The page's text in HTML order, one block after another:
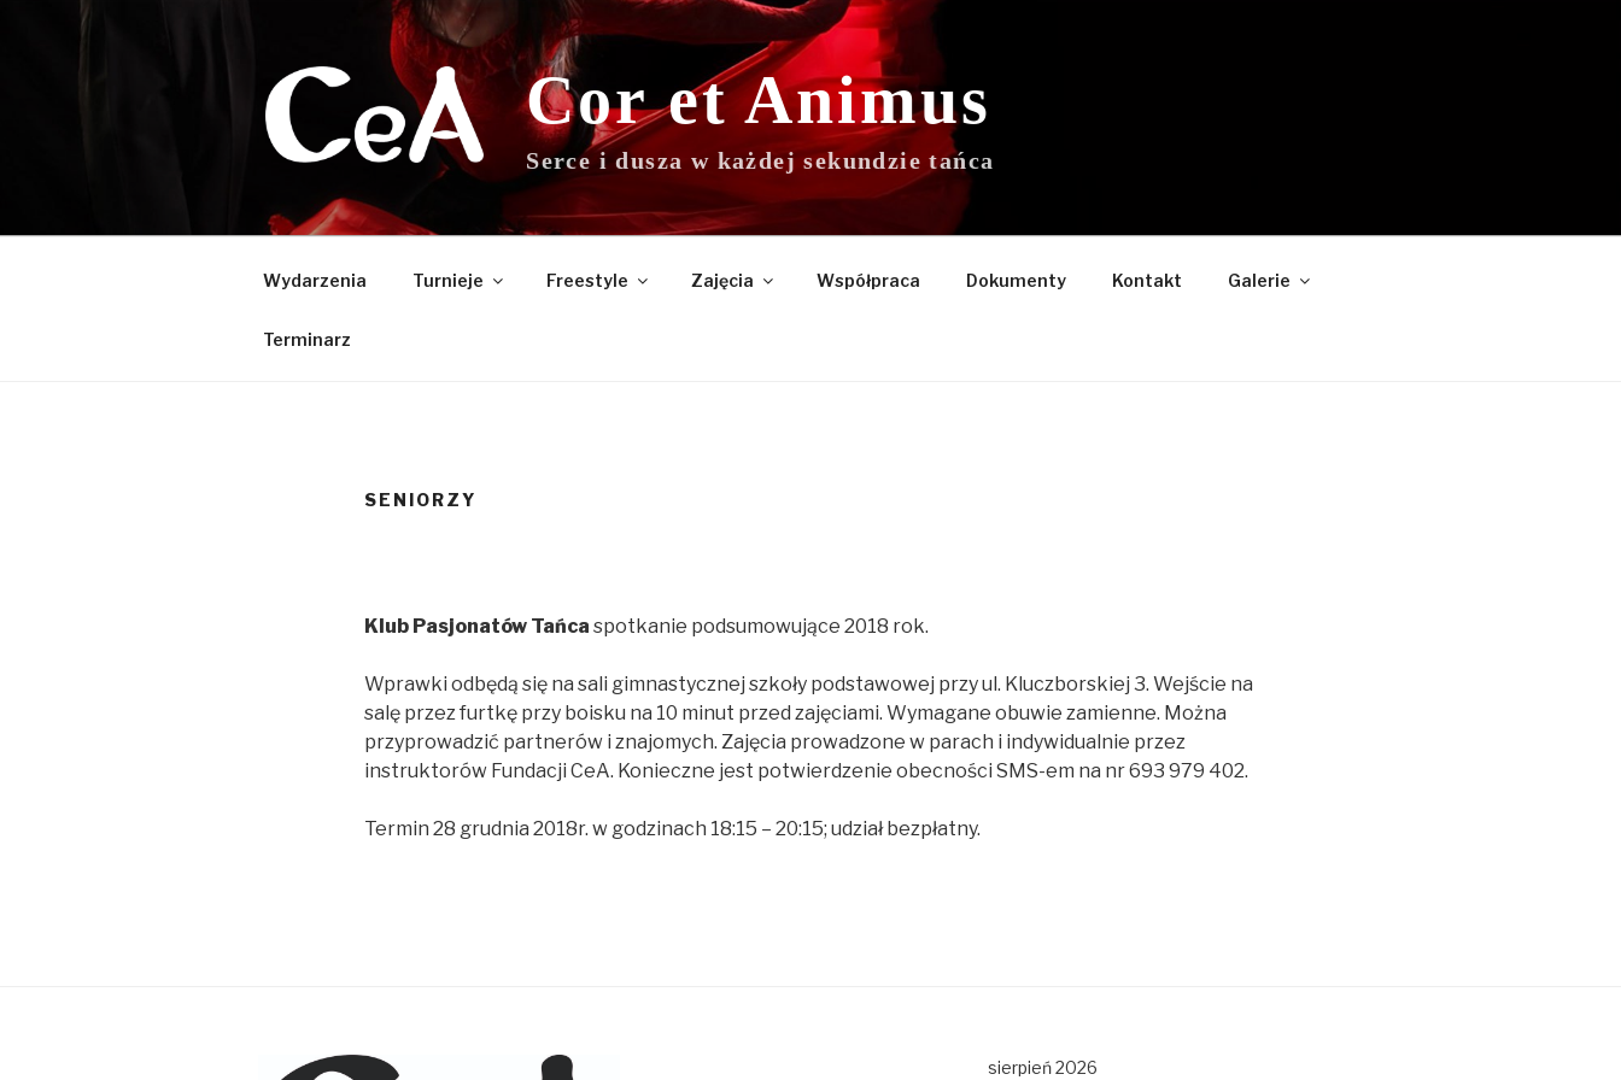
Cor et Animus
Serce i dusza w każdej sekundzie tańca
Wydarzenia Turnieje Freestyle Zajęcia Współpraca Dokumenty Kontakt Galerie
Terminarz
SENIORZY
Klub Pasjonatów Tańca spotkanie podsumowujące 2018 rok.
Wprawki odbędą się na sali gimnastycznej szkoły podstawowej przy ul. Kluczborskiej 3. Wejście na
salę przez furtkę przy boisku na 10 minut przed zajęciami. Wymagane obuwie zamienne. Można
przyprowadzić partnerów i znajomych. Zajęcia prowadzone w parach i indywidualnie przez
instruktorów Fundacji CeA. Konieczne jest potwierdzenie obecności SMS-em na nr 693 979 402.
Termin 28 grudnia 2018r. w godzinach 18:15 – 20:15; udział bezpłatny.
sierpień 2026